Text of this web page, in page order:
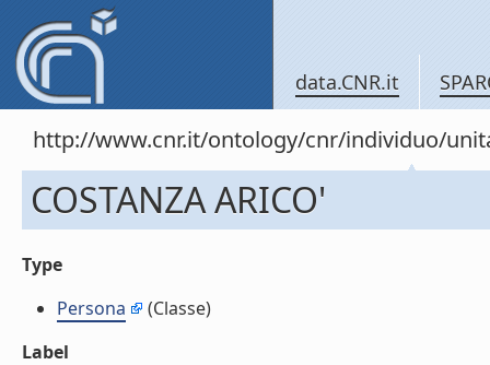
data.CNR.it
http://www.cnr.it/ontology/cnr/individuo/
COSTANZA ARICO'
Type
Persona
(Classe)
Label